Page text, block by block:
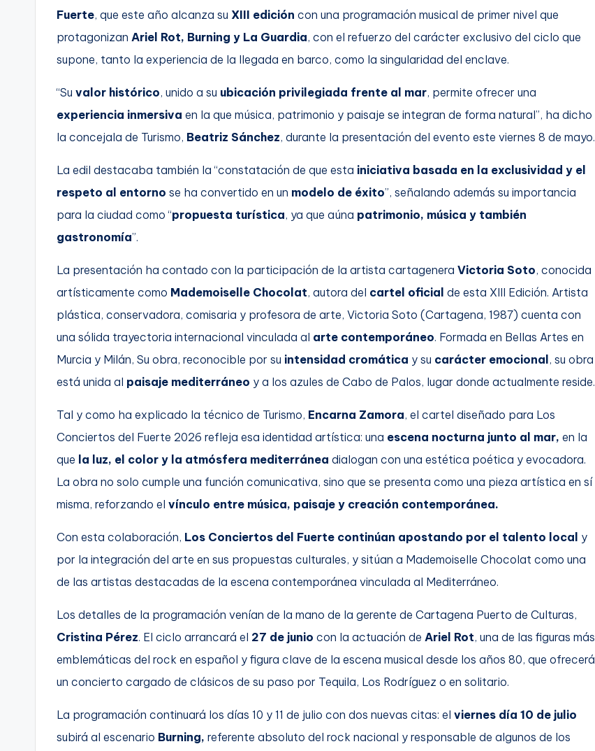
Fuerte, que este año alcanza su XIII edición con una programación musical de primer nivel que
protagonizan Ariel Rot, Burning y La Guardia, con el refuerzo del carácter exclusivo del ciclo que
supone, tanto la experiencia de la llegada en barco, como la singularidad del enclave.
“Su valor histórico, unido a su ubicación privilegiada frente al mar, permite ofrecer una
experiencia inmersiva en la que música, patrimonio y paisaje se integran de forma natural”, ha dicho
la concejala de Turismo, Beatriz Sánchez, durante la presentación del evento este viernes 8 de mayo.
La edil destacaba también la “constatación de que esta iniciativa basada en la exclusividad y el
respeto al entorno se ha convertido en un modelo de éxito”, señalando además su importancia
para la ciudad como “propuesta turística, ya que aúna patrimonio, música y también
gastronomía”.
La presentación ha contado con la participación de la artista cartagenera Victoria Soto, conocida
artísticamente como Mademoiselle Chocolat, autora del cartel oficial de esta XIII Edición. Artista
plástica, conservadora, comisaria y profesora de arte, Victoria Soto (Cartagena, 1987) cuenta con
una sólida trayectoria internacional vinculada al arte contemporáneo. Formada en Bellas Artes en
Murcia y Milán, Su obra, reconocible por su intensidad cromática y su carácter emocional, su obra
está unida al paisaje mediterráneo y a los azules de Cabo de Palos, lugar donde actualmente reside.
Tal y como ha explicado la técnico de Turismo, Encarna Zamora, el cartel diseñado para Los
Conciertos del Fuerte 2026 refleja esa identidad artística: una escena nocturna junto al mar, en la
que la luz, el color y la atmósfera mediterránea dialogan con una estética poética y evocadora.
La obra no solo cumple una función comunicativa, sino que se presenta como una pieza artística en sí
misma, reforzando el vínculo entre música, paisaje y creación contemporánea.
Con esta colaboración, Los Conciertos del Fuerte continúan apostando por el talento local y
por la integración del arte en sus propuestas culturales, y sitúan a Mademoiselle Chocolat como una
de las artistas destacadas de la escena contemporánea vinculada al Mediterráneo.
Los detalles de la programación venían de la mano de la gerente de Cartagena Puerto de Culturas,
Cristina Pérez. El ciclo arrancará el 27 de junio con la actuación de Ariel Rot, una de las figuras más
emblemáticas del rock en español y figura clave de la escena musical desde los años 80, que ofrecerá
un concierto cargado de clásicos de su paso por Tequila, Los Rodríguez o en solitario.
La programación continuará los días 10 y 11 de julio con dos nuevas citas: el viernes día 10 de julio
subirá al escenario Burning, referente absoluto del rock nacional y responsable de algunos de los